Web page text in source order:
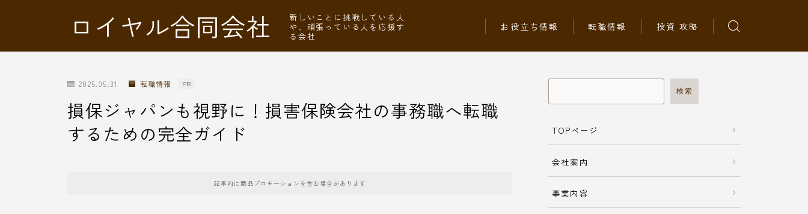
ロイヤル合同会社
新しいことに挑戦している人
や、頑張っている人を応援す
る会社
お役立ち情報 転職情報 投資 攻略
2025.05.31 転職情報 PR
損保ジャパンも視野に！損害保険会社の事務職へ転職
するための完全ガイド
記事内に商品プロモーションを含む場合があります
検索
TOPページ
会社案内
事業内容